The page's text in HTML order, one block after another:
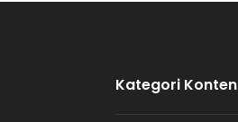
Kategori Konten